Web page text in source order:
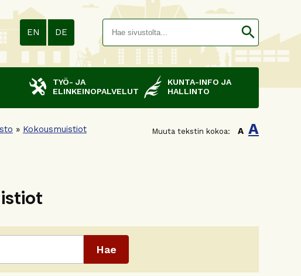
EN DE search
TYÖ- JA
ELINKEINOPALVELUT
KUNTA-INFO JA
HALLINTO
» Kokousmuistiot Muuta tekstin kokoa: A A